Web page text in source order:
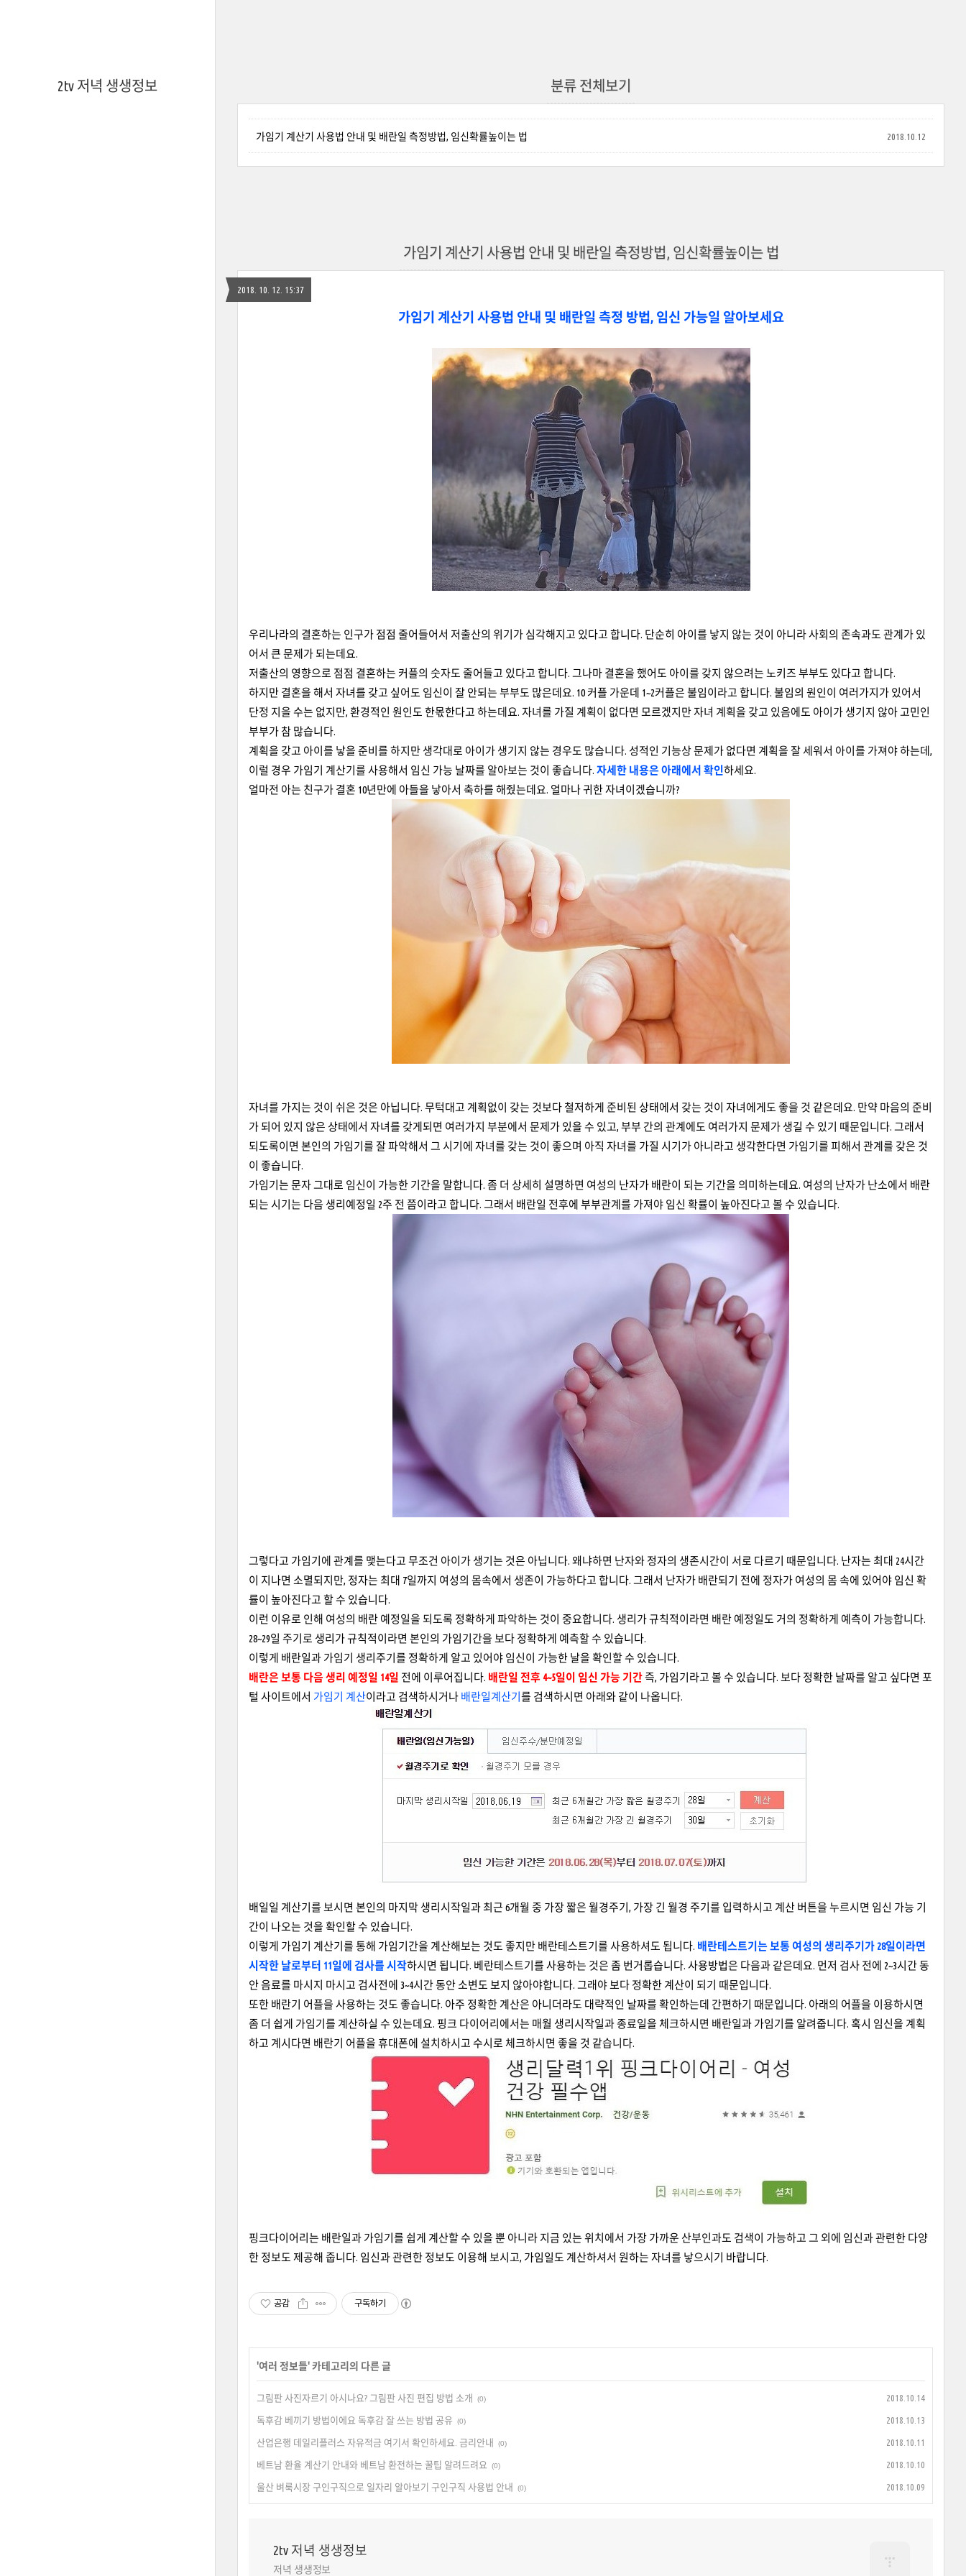
2tv 저녁 생생정보 분류 전체보기
가임기 계산기 사용법 안내 및 배란일 측정방법, 임신확률높이는 법 2018.10.12
가임기 계산기 사용법 안내 및 배란일 측정방법, 임신확률높이는 법
2018. 10. 12. 15:37
가임기 계산기 사용법 안내 및 배란일 측정 방법, 임신 가능일 알아보세요
우리나라의 결혼하는 인구가 점점 줄어들어서 저출산의 위기가 심각해지고 있다고 합니다. 단순히 아이를 낳지 않는 것이 아니라 사회의 존속과도 관계가 있
어서 큰 문제가 되는데요.
저출산의 영향으로 점점 결혼하는 커플의 숫자도 줄어들고 있다고 합니다. 그나마 결혼을 했어도 아이를 갖지 않으려는 노키즈 부부도 있다고 합니다.
하지만 결혼을 해서 자녀를 갖고 싶어도 임신이 잘 안되는 부부도 많은데요. 10 커플 가운데 1~2커플은 불임이라고 합니다. 불임의 원인이 여러가지가 있어서
단정 지을 수는 없지만, 환경적인 원인도 한몫한다고 하는데요. 자녀를 가질 계획이 없다면 모르겠지만 자녀 계획을 갖고 있음에도 아이가 생기지 않아 고민인
부부가 참 많습니다.
계획을 갖고 아이를 낳을 준비를 하지만 생각대로 아이가 생기지 않는 경우도 많습니다. 성적인 기능상 문제가 없다면 계획을 잘 세워서 아이를 가져야 하는데,
이럴 경우 가임기 계산기를 사용해서 임신 가능 날짜를 알아보는 것이 좋습니다. 자세한 내용은 아래에서 확인하세요.
얼마전 아는 친구가 결혼 10년만에 아들을 낳아서 축하를 해줬는데요. 얼마나 귀한 자녀이겠습니까?
자녀를 가지는 것이 쉬은 것은 아닙니다. 무턱대고 계획없이 갖는 것보다 철저하게 준비된 상태에서 갖는 것이 자녀에게도 좋을 것 같은데요. 만약 마음의 준비
가 되어 있지 않은 상태에서 자녀를 갖게되면 여러가지 부분에서 문제가 있을 수 있고, 부부 간의 관계에도 여러가지 문제가 생길 수 있기 때문입니다. 그래서
되도록이면 본인의 가임기를 잘 파악해서 그 시기에 자녀를 갖는 것이 좋으며 아직 자녀를 가질 시기가 아니라고 생각한다면 가임기를 피해서 관계를 갖은 것
이 좋습니다.
가임기는 문자 그대로 임신이 가능한 기간을 말합니다. 좀 더 상세히 설명하면 여성의 난자가 배란이 되는 기간을 의미하는데요. 여성의 난자가 난소에서 배란
되는 시기는 다음 생리예정일 2주 전 쯤이라고 합니다. 그래서 배란일 전후에 부부관계를 가져야 임신 확률이 높아진다고 볼 수 있습니다.
그렇다고 가임기에 관계를 맺는다고 무조건 아이가 생기는 것은 아닙니다. 왜냐하면 난자와 정자의 생존시간이 서로 다르기 때문입니다. 난자는 최대 24시간
이 지나면 소멸되지만, 정자는 최대 7일까지 여성의 몸속에서 생존이 가능하다고 합니다. 그래서 난자가 배란되기 전에 정자가 여성의 몸 속에 있어야 임신 확
률이 높아진다고 할 수 있습니다.
이런 이유로 인해 여성의 배란 예정일을 되도록 정확하게 파악하는 것이 중요합니다. 생리가 규칙적이라면 배란 예정일도 거의 정확하게 예측이 가능합니다.
28~29일 주기로 생리가 규칙적이라면 본인의 가임기간을 보다 정확하게 예측할 수 있습니다.
이렇게 배란일과 가임기 생리주기를 정확하게 알고 있어야 임신이 가능한 날을 확인할 수 있습니다.
배란은 보통 다음 생리 예정일 14일 전에 이루어집니다. 배란일 전후 4~5일이 임신 가능 기간즉, 가임기라고 볼 수 있습니다. 보다 정확한 날짜를 알고 싶다면 포
털 사이트에서 가임기 계산이라고 검색하시거나 배란일계산기 를 검색하시면 아래와 같이 나옵니다.
배일일 계산기를 보시면 본인의 마지막 생리시작일과 최근 6개월 중 가장 짧은 월경주기, 가장 긴 월경 주기를 입력하시고 계산 버튼을 누르시면 임신 가능 기
간이 나오는 것을 확인할 수 있습니다.
이렇게 가임기 계산기를 통해 가임기간을 계산해보는 것도 좋지만 배란테스트기를 사용하셔도 됩니다. 배란테스트기는 보통 여성의 생리주기가 28일이라면
시작한 날로부터 11일에 검사를 시작하시면 됩니다. 베란테스트기를 사용하는 것은 좀 번거롭습니다. 사용방법은 다음과 같은데요. 먼저 검사 전에 2~3시간 동
안 음료를 마시지 마시고 검사전에 3~4시간 동안 소변도 보지 않아야합니다. 그래야 보다 정확한 계산이 되기 때문입니다.
또한 배란기 어플을 사용하는 것도 좋습니다. 아주 정확한 계산은 아니더라도 대략적인 날짜를 확인하는데 간편하기 때문입니다. 아래의 어플을 이용하시면
좀 더 쉽게 가임기를 계산하실 수 있는데요. 핑크 다이어리에서는 매월 생리시작일과 종료일을 체크하시면 배란일과 가임기를 알려줍니다. 혹시 임신을 계획
하고 계시다면 배란기 어플을 휴대폰에 설치하시고 수시로 체크하시면 좋을 것 같습니다.
핑크다이어리는 배란일과 가임기를 쉽게 계산할 수 있을 뿐 아니라 지금 있는 위치에서 가장 가까운 산부인과도 검색이 가능하고 그 외에 임신과 관련한 다양
한 정보도 제공해 줍니다. 임신과 관련한 정보도 이용해 보시고, 가임일도 계산하셔서 원하는 자녀를 낳으시기 바랍니다.
공감 구독하기
'여러 정보들' 카테고리의 다른 글
그림판 사진자르기 아시나요? 그림판 사진 편집 방법 소개 (0) 2018.10.14
독후감 베끼기 방법이에요 독후감 잘 쓰는 방법 공유 (0) 2018.10.13
산업은행 데일리플러스 자유적금 여기서 확인하세요. 금리안내 (0) 2018.10.11
베트남 환율 계산기 안내와 베트남 환전하는 꿀팁 알려드려요 (0) 2018.10.10
울산 벼룩시장 구인구직으로 일자리 알아보기 구인구직 사용법 안내 (0) 2018.10.09
2tv 저녁 생생정보
저녁 생생정보